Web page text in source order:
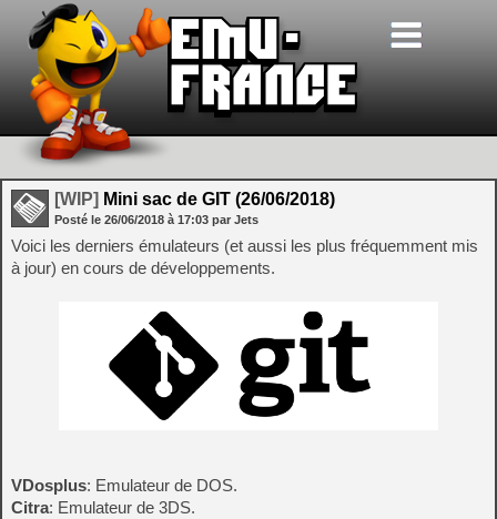
[WIP] Mini sac de GIT (26/06/2018)
Posté le 26/06/2018 à 17:03 par Jets
Voici les derniers émulateurs (et aussi les plus fréquemment mis
à jour) en cours de développements.
VDosplus: Emulateur de DOS.
Citra: Emulateur de 3DS.